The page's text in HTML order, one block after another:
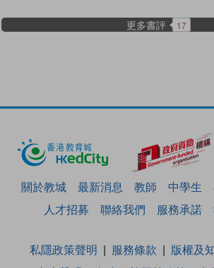
更多書評 17
關於教城 最新消息 教師 中學生
人才招募
聯絡我們 服務承諾
私隱政策聲明 服務條款
版權及